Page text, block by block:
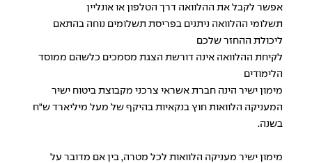
אפשר לקבל את ההלוואה דרך הטלפון או אונליין
תשלומי ההלוואה ניתנים בפריסת תשלומים נוחה בהתאם
ליכולת ההחזר שלכם
לקיחת ההלוואה אינה דורשת הצגת מסמכים כלשהם ממוסד
הלימודים
מימון ישיר הינה חברת אשראי צרכני מקבוצת ביטוח ישיר
המעניקה הלוואות חוץ בנקאיות בהיקף של מעל מיליארד ש"ח
בשנה.
מימון ישיר מעניקה הלוואות לכל מטרה, בין אם מדובר על